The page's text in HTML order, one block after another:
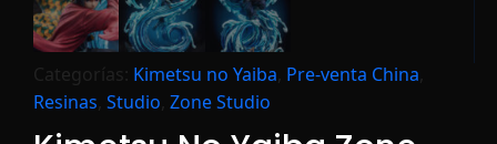
Categorías: Kimetsu no Yaiba Pre-venta China
Resinas Studio Zone Studio